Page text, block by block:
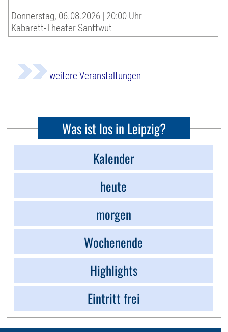
Donnerstag, 06.08.2026 | 20:00 Uhr
Kabarett-Theater Sanftwut
weitere Veranstaltungen
Was ist los in Leipzig?
Kalender
heute
morgen
Wochenende
Highlights
Eintritt frei